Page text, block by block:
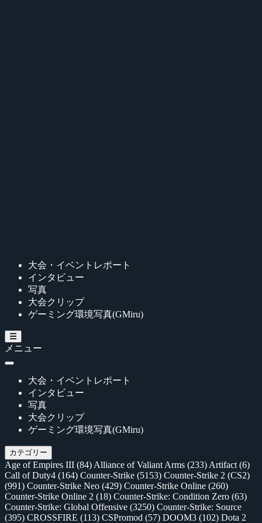
大会・イベントレポート
インタビュー
写真
大会クリップ
ゲーミング環境写真(GMiru)
メニュー
大会・イベントレポート
インタビュー
写真
大会クリップ
ゲーミング環境写真(GMiru)
カテゴリー
Age of Empires III (84) Alliance of Valiant Arms (233) Artifact (6)
Call of Duty4 (164) Counter-Strike (5153) Counter-Strike 2 (CS2)
(991) Counter-Strike Neo (429) Counter-Strike Online (260)
Counter-Strike Online 2 (18) Counter-Strike: Condition Zero (63)
Counter-Strike: Global Offensive (3250) Counter-Strike: Source
(395) CROSSFIRE (113) CSPromod (57) DOOM3 (102) Dota 2